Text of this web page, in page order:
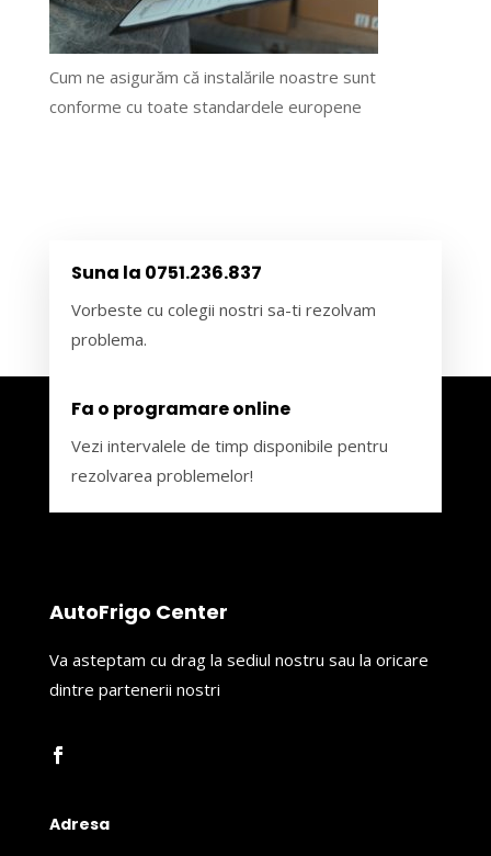
Cum ne asigurăm că instalările noastre sunt
conforme cu toate standardele europene
Suna la 0751.236.837
Vorbeste cu colegii nostri sa-ti rezolvam
problema.
Fa o programare online
Vezi intervalele de timp disponibile pentru
rezolvarea problemelor!
AutoFrigo Center
Va asteptam cu drag la sediul nostru sau la oricare
dintre partenerii nostri
Adresa